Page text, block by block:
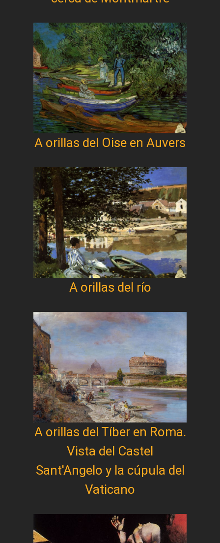
A orillas del Oise en Auvers
A orillas del río
A orillas del Tíber en Roma.
Vista del Castel
Sant'Angelo y la cúpula del
Vaticano